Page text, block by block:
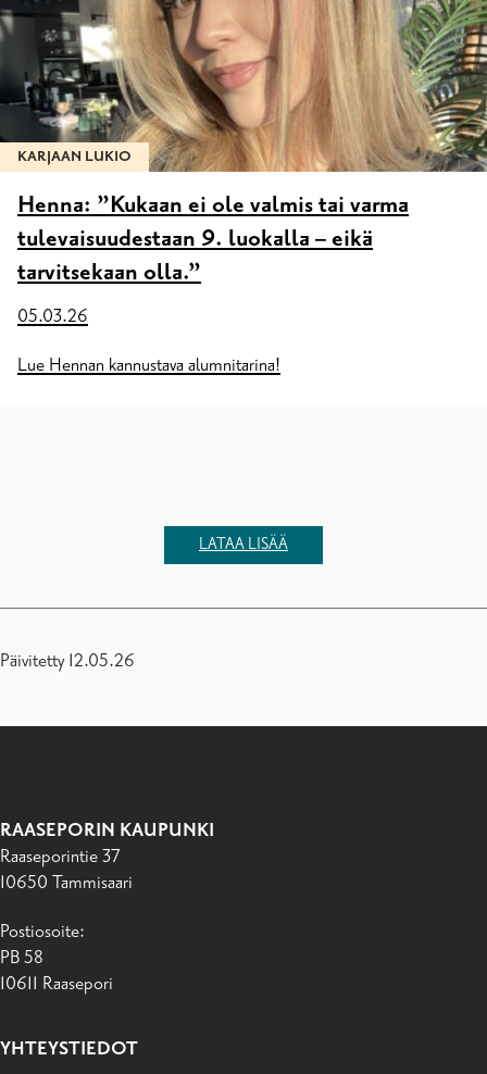
KARJAAN LUKIO
Henna: ”Kukaan ei ole valmis tai varma
tulevaisuudestaan 9. luokalla – eikä
tarvitsekaan olla.”
05.03.26
Lue Hennan kannustava alumnitarina!
LATAA LISÄÄ
Päivitetty 12.05.26
RAASEPORIN KAUPUNKI
Raaseporintie 37
10650 Tammisaari
Postiosoite:
PB 58
10611 Raasepori
YHTEYSTIEDOT